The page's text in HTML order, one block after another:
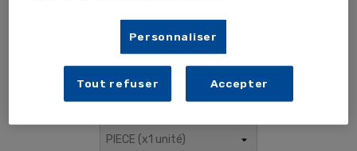
Personnaliser
Tout refuser Accepter